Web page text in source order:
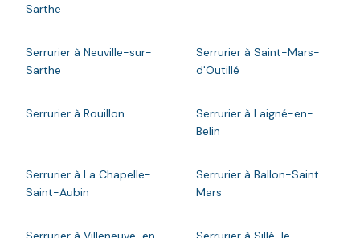
Sarthe
Serrurier à Neuville-sur-
Sarthe
Serrurier à Saint-Mars-
d'Outillé
Serrurier à Rouillon
Serrurier à Laigné-en-
Belin
Serrurier à La Chapelle-
Saint-Aubin
Serrurier à Ballon-Saint
Mars